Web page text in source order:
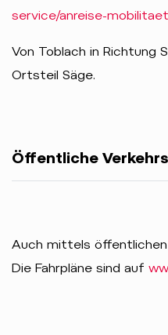
service/anreise-
Von Toblach in Richtung
Ortsteil Säge.
Öffentliche
Auch mittels
Die Fahrpläne sind auf